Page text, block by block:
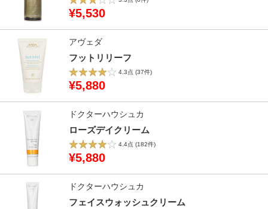
¥5,530
アヴェダ
フットリリーフ
4.3点 (37件)
¥5,880
ドクターハウシュカ
ローズデイクリーム
4.4点 (182件)
¥5,880
ドクターハウシュカ
フェイスウォッシュクリーム